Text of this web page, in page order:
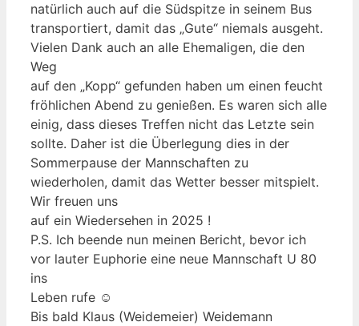
natürlich auch auf die Südspitze in seinem Bus
transportiert, damit das „Gute“ niemals ausgeht.
Vielen Dank auch an alle Ehemaligen, die den
Weg
auf den „Kopp“ gefunden haben um einen feucht
fröhlichen Abend zu genießen. Es waren sich alle
einig, dass dieses Treffen nicht das Letzte sein
sollte. Daher ist die Überlegung dies in der
Sommerpause der Mannschaften zu
wiederholen, damit das Wetter besser mitspielt.
Wir freuen uns
auf ein Wiedersehen in 2025 !
P.S. Ich beende nun meinen Bericht, bevor ich
vor lauter Euphorie eine neue Mannschaft U 80
ins
Leben rufe ☺
Bis bald Klaus (Weidemeier) Weidemann